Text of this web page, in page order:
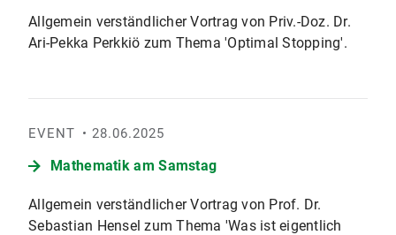
Allgemein verständlicher Vortrag von Priv.-Doz. Dr.
Ari-Pekka Perkkiö zum Thema 'Optimal Stopping'.
EVENT 28.06.2025
Mathematik am Samstag
Allgemein verständlicher Vortrag von Prof. Dr.
Sebastian Hensel zum Thema 'Was ist eigentlich